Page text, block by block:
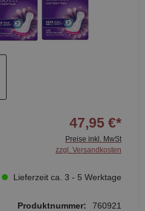
47,95 €*
Preise inkl. MwSt
zzgl. Versandkosten
Lieferzeit ca. 3 - 5 Werktage
Produktnummer:
760921